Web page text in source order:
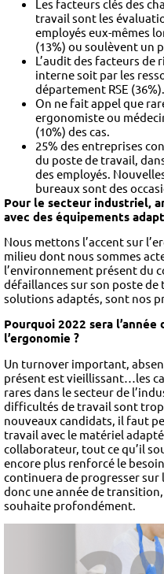
Les facteurs clés des
travail sont les
employés eux-mêmes
(13%) ou soulèvent un
L’audit des facteurs de
interne soit par les
département RSE (36%).
On ne fait appel que
ergonomiste ou
(10%) des cas.
25% des entreprises
du poste de travail,
des employés.
bureaux sont des
Pour le secteur industriel,
avec des équipements
Nous mettons l’accent sur
milieu dont nous sommes
l’environnement présent du
défaillances sur son poste
solutions adaptés, sont nos
Pourquoi 2022 sera l’année
l’ergonomie ?
Un turnover important,
présent est vieillissant…les
rares dans le secteur de
difficultés de travail sont
nouveaux candidats, il faut
travail avec le matériel
collaborateur, tout ce qu’il
encore plus renforcé le
continuera de progresser sur
donc une année de
souhaite profondément.